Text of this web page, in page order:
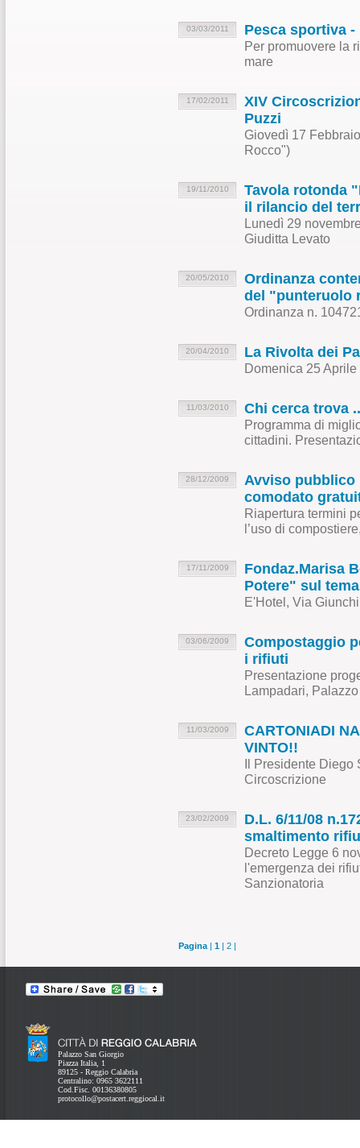
03/03/2011 Pesca sportiva
Per promuovere la
mare
17/02/2011
XIV
Puzzi
Giovedì 17
Rocco")
19/11/2010
Tavola rotonda
il rilancio del
Lunedì 29
Giuditta Levato
20/05/2010
Ordinanza
del "punteruolo
Ordinanza n.
20/04/2010 La Rivolta dei
Domenica 25
11/03/2010 Chi cerca trova
Programma di
cittadini.
28/12/2009
Avviso pubblico
comodato
Riapertura termini
l’uso di
17/11/2009
Fondaz.Marisa
Potere" sul
E'Hotel, Via
03/06/2009
Compostaggio
i rifiuti
Presentazione
Lampadari,
11/03/2009
CARTONIADI
VINTO!!
Il Presidente Diego
Circoscrizione
23/02/2009
D.L. 6/11/08
smaltimento
Decreto Legge 6
l'emergenza dei
Sanzionatoria
Pagina | 1 | 2 |
Palazzo San Giorgio
Piazza Italia, 1
89125 - Reggio Calabria
Centralino: 0965 3622111
Cod.Fisc. 00136380805
protocollo@postacert.reggiocal.it